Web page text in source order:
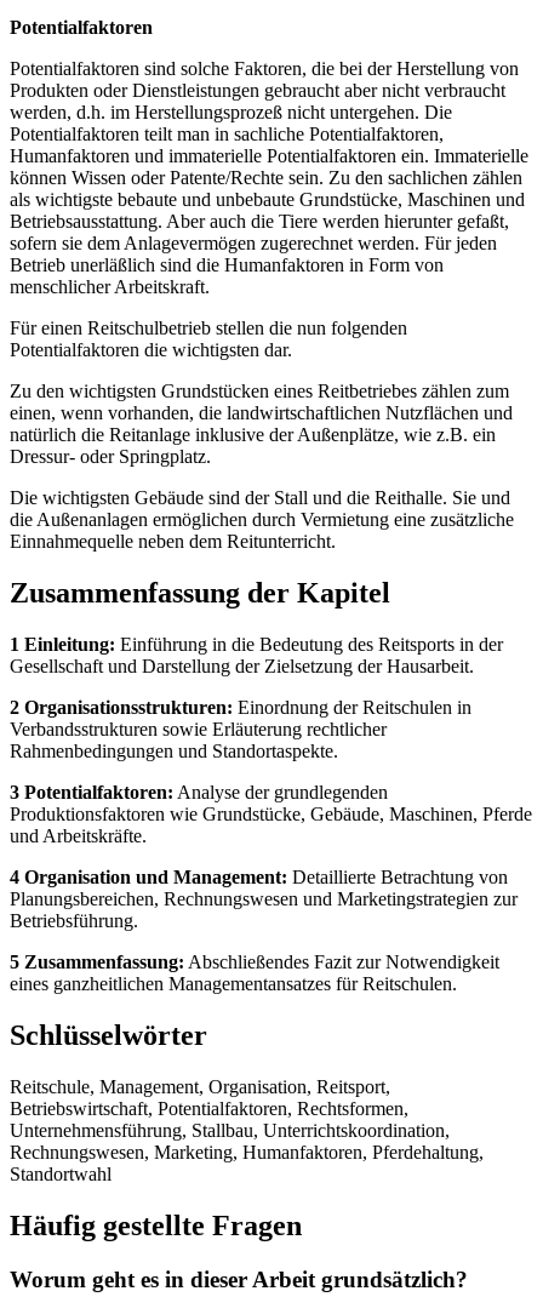
Potentialfaktoren
Potentialfaktoren sind solche Faktoren, die bei der Herstellung von
Produkten oder Dienstleistungen gebraucht aber nicht verbraucht
werden, d.h. im Herstellungsprozeß nicht untergehen. Die
Potentialfaktoren teilt man in sachliche Potentialfaktoren,
Humanfaktoren und immaterielle Potentialfaktoren ein. Immaterielle
können Wissen oder Patente/Rechte sein. Zu den sachlichen zählen
als wichtigste bebaute und unbebaute Grundstücke, Maschinen und
Betriebsausstattung. Aber auch die Tiere werden hierunter gefaßt,
sofern sie dem Anlagevermögen zugerechnet werden. Für jeden
Betrieb unerläßlich sind die Humanfaktoren in Form von
menschlicher Arbeitskraft.
Für einen Reitschulbetrieb stellen die nun folgenden
Potentialfaktoren die wichtigsten dar.
Zu den wichtigsten Grundstücken eines Reitbetriebes zählen zum
einen, wenn vorhanden, die landwirtschaftlichen Nutzflächen und
natürlich die Reitanlage inklusive der Außenplätze, wie z.B. ein
Dressur- oder Springplatz.
Die wichtigsten Gebäude sind der Stall und die Reithalle. Sie und
die Außenanlagen ermöglichen durch Vermietung eine zusätzliche
Einnahmequelle neben dem Reitunterricht.
Zusammenfassung der Kapitel
1 Einleitung: Einführung in die Bedeutung des Reitsports in der
Gesellschaft und Darstellung der Zielsetzung der Hausarbeit.
2 Organisationsstrukturen: Einordnung der Reitschulen in
Verbandsstrukturen sowie Erläuterung rechtlicher
Rahmenbedingungen und Standortaspekte.
3 Potentialfaktoren: Analyse der grundlegenden
Produktionsfaktoren wie Grundstücke, Gebäude, Maschinen, Pferde
und Arbeitskräfte.
4 Organisation und Management: Detaillierte Betrachtung von
Planungsbereichen, Rechnungswesen und Marketingstrategien zur
Betriebsführung.
5 Zusammenfassung: Abschließendes Fazit zur Notwendigkeit
eines ganzheitlichen Managementansatzes für Reitschulen.
Schlüsselwörter
Reitschule, Management, Organisation, Reitsport,
Betriebswirtschaft, Potentialfaktoren, Rechtsformen,
Unternehmensführung, Stallbau, Unterrichtskoordination,
Rechnungswesen, Marketing, Humanfaktoren, Pferdehaltung,
Standortwahl
Häufig gestellte Fragen
Worum geht es in dieser Arbeit grundsätzlich?